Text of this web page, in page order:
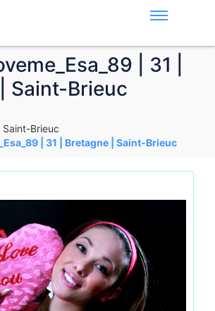
| 31 |
Saint-Brieuc
Saint-Brieuc
| 31 | Bretagne | Saint-Brieuc